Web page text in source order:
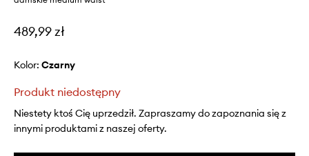
489,99 zł
Kolor: czarny
Produkt niedostępny
Niestety ktoś Cię uprzedził. Zapraszamy do zapoznania się z
innymi produktami z naszej oferty.